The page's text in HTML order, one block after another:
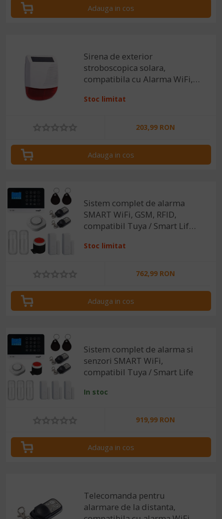
Adauga in cos
Sirena de exterior
stroboscopica solara,
compatibila cu Alarma WiFi,
Stoc limitat
203,99 RON
Adauga in cos
Sistem complet de alarma
SMART WiFi, GSM, RFID,
compatibil Tuya / Smart Life
Stoc limitat
762,99 RON
Adauga in cos
Sistem complet de alarma si
senzori SMART WiFi,
compatibil Tuya / Smart Life
In stoc
919,99 RON
Adauga in cos
Telecomanda pentru
alarmare de la distanta,